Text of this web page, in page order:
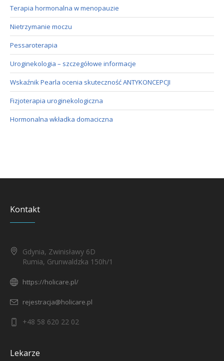
Terapia hormonalna w menopauzie
Nietrzymanie moczu
Pessaroterapia
Uroginekologia – szczegółowe informacje
Wskaźnik Pearla ocenia skuteczność ANTYKONCEPCJI
Fizjoterapia uroginekologiczna
Hormonalna wkładka domaciczna
Kontakt
Gdynia, Zwinisławy 6D
Rumia, Grunwaldzka 150h/1
https://holicare.pl/
rejestracja@holicare.pl
+48 58 620 22 02
Lekarze